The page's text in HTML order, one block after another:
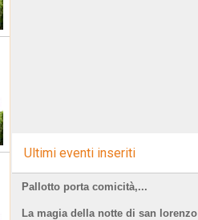
Ultimi eventi inseriti
Pallotto porta comicità,...
La magia della notte di san lorenzo